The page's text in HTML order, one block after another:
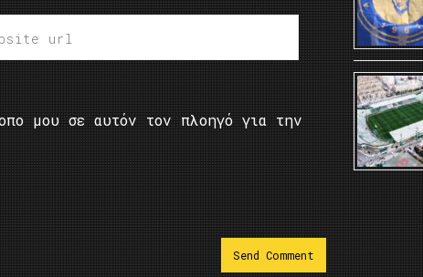
μου σε αυτόν τον πλοηγό για την